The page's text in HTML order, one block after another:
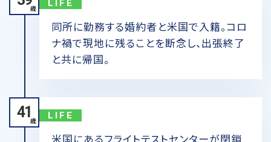
歳 LIFE
同所に勤務する婚約者と米国で入籍。コロ
ナ禍で現地に残ることを断念し、出張終了
と共に帰国。
41歳 LIFE
米国にあるフライトテストセンターが閉鎖